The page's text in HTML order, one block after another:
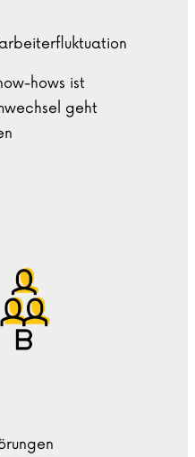
hows ist
geht